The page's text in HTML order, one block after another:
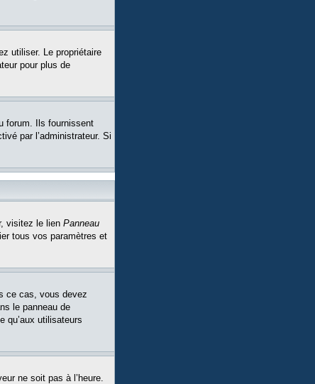
utiliser. Le propriétaire
pour plus de
forum. Ils fournissent
par l’administrateur. Si
visitez le lien Panneau
tous vos paramètres et
ce cas, vous devez
le panneau de
qu’aux utilisateurs
ne soit pas à l’heure.